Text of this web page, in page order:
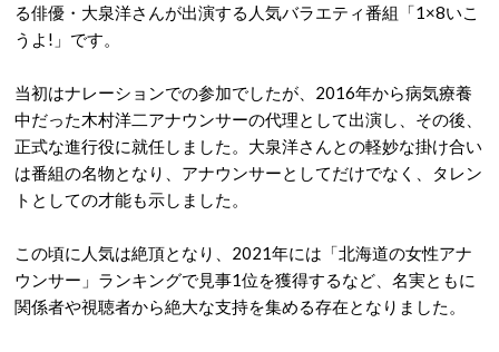
る俳優・大泉洋さんが出演する人気バラエティ番組「1×8いこ
うよ!」です。
当初はナレーションでの参加でしたが、2016年から病気療養
中だった木村洋二アナウンサーの代理として出演し、その後、
正式な進行役に就任しました。 大泉洋さんとの軽妙な掛け合い
は番組の名物となり、アナウンサーとしてだけでなく、タレン
トとしての才能も示しました。
この頃に人気は絶頂となり、2021年には「北海道の女性アナ
ウンサー」ランキングで見事1位を獲得するなど、名実ともに
関係者や視聴者から絶大な支持を集める存在となりました。